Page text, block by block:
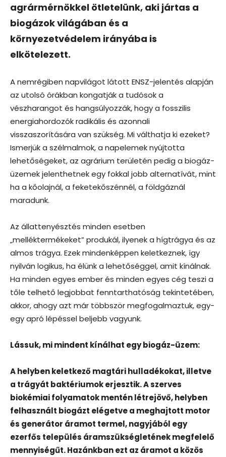
agrármérnökkel ötletelünk, aki jártas a
biogázok világában és a
környezetvédelem irányába is
elkötelezett.
A nemrégiben napvilágot látott ENSZ-jelentés alapján
az utolsó órákban kongatják a tudósok a
vészharangot és hangsúlyozzák, hogy a fosszilis
energiahordozók radikális és azonnali
visszaszorítására van szükség. Mi válthatja ki ezeket?
Ismerjük a szélmalmok, a napelemek nyújtotta
lehetőségeket, az agrárium területén pedig a biogáz-
üzemek jelenthetnek egy fokkal jobb alternatívát, mint
ha a kőolajnál, a feketekőszénnél, a földgáznál
maradunk.
Az állattenyésztés minden esetben
„melléktermékeket” produkál, ilyenek a hígtrágya és az
almos trágya. Ezek mindenképpen keletkeznek, így
nyilván logikus, ha élünk a lehetőséggel, amit kínálnak.
Ha minden egyes ember és minden egyes cég teszi a
tőle telhető legjobbat fenntarthatóság tekintetében,
akkor, ahogy azt már többször megfogalmaztuk, egy-
egy apró lépéssel beljebb vagyunk.
Lássuk, mi mindent kínálhat egy biogáz-üzem:
A helyben keletkező magtári hulladékokat, illetve
a trágyát baktériumok erjesztik. A szerves
biokémiai folyamatok mentén létrejövő, helyben
felhasznált biogázt elégetve a meghajtott motor
és generátor áramot termel, nagyjából egy
ezerfős település áramszükségletének megfelelő
mennyiségűt. Hazánkban ezt az áramot a közös